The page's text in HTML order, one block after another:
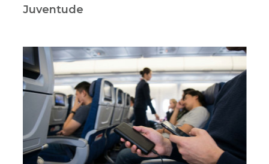
Juventude